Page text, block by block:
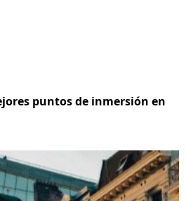
puntos de inmersión en